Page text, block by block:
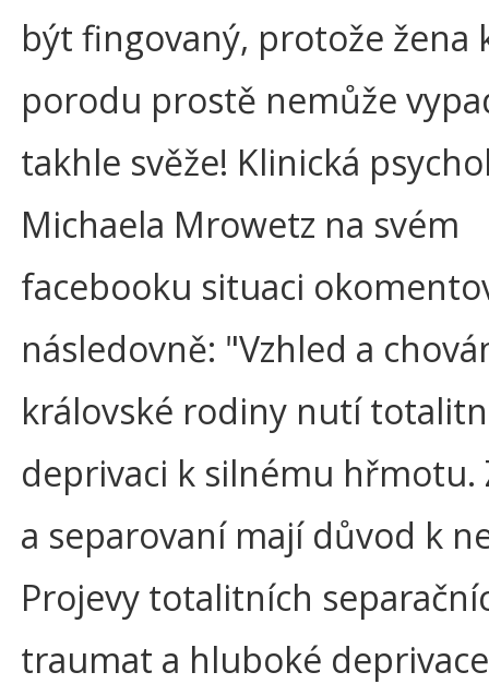
být fingovaný, protože žena
porodu prostě nemůže
takhle svěže! Klinická
Michaela Mrowetz na svém
facebooku situaci
následovně: "Vzhled a
královské rodiny nutí
deprivaci k silnému hřmotu.
a separovaní mají důvod k
Projevy totalitních
traumat a hluboké deprivace